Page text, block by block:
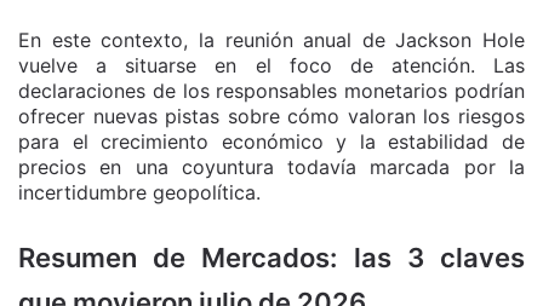
En este contexto, la reunión anual de Jackson Hole
vuelve a situarse en el foco de atención. Las
declaraciones de los responsables monetarios podrían
ofrecer nuevas pistas sobre cómo valoran los riesgos
para el crecimiento económico y la estabilidad de
precios en una coyuntura todavía marcada por la
incertidumbre geopolítica.
Resumen de Mercados: las 3 claves